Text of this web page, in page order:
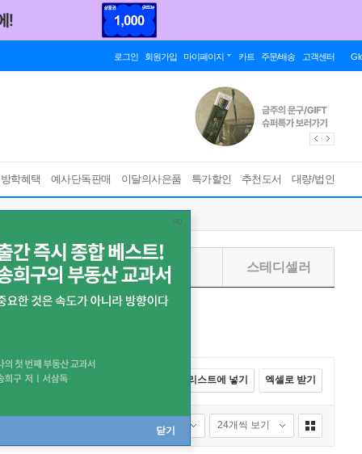
로그인 회원가입 마이페이지 카트 주문/배송 고객센터
학혜택 예사단독판매 이달의사은품 특가할인 추천도서 대량/법인
닫기
주별 월별 스테디셀러
전체선택 카트에 넣기 리스트에 넣기 엑셀로 받기
품절포함 24개씩 보기